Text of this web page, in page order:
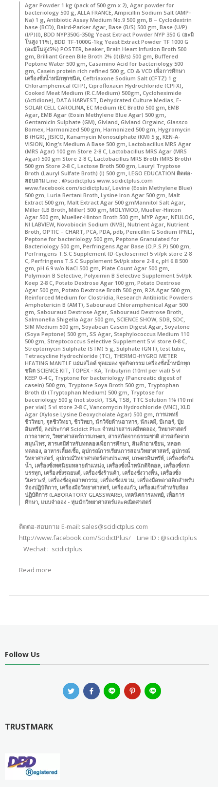
Agar Powder 1 kg (pack of 500 gm x 2), Agar powder for
bacteriology 500 g, ALLA FRANCE, Ampicillin Sodium Salt (AMP-
Na) 1 g, Antibiotic Assay Medium No.9 500 gm, B – Cyclodextrin
base (BCD), Baird-Parker Agar, Base (B/S) 500 gm, Base (U/P)
(I/P)(I), BDD NYP350G-350g Yeast Extract Powder NYP 350 G (อะมิ
โนสูง 11%), BDD TF-1000G-1kg Yeast Extract Powder TF 1000 G
(อะมิโนสูง5%) POSTER, beaker, Brain Heart Infusion Broth 500
gm, Brilliant Green Bile Broth 2% (I)(B/s) 500 gm, Buffered
Peptone Water 500 gm, Casamino Acid for bacteriology 500
gm, Casein protein rich refined 500 g, CD & VCD เพื่อการศึกษา
เครื่องชั่งน้ำหนักทุกชนิด, Ceftriaxone Sodium Salt (CFTZ) 1 g
Chloramphenical (CFP), Ciprofloxacin Hydrochloride (CPFX),
Cooked Meat Medium (R.C.Medium) 500gm, Cycloheximide
(Actidione), DATA HARVEST, Dehydrated Culture Medias, E-
SOLAR CELL CAROLINA, EC Medium (EC Broth) 500 gm, EMB
Agar, EMB Agar (Eosin Methylene Blue Agar) 500 gm,
Gentamicin Sulphate (GM), Givland, Givland Orgainc, Glassco
Bomex, Harmonized 500 gm, Harnonized 500 gm, Hygromycin
B (HGR), JISICO, Kanamycin Monosulphate (KM) 5 g, KEN-A-
VISION, King’s Medium A Base 500 gm, Lactobacillus MRS Agar
(MRS Agar) 100 gm Store 2-8 C, Lactobacillus MRS Agar (MRS
Agar) 500 gm Store 2-8 C, Lactobacillus MRS Broth (MRS Broth)
500 gm Store 2-8 C, Lactose Broth 500 gm, Lauryl Tryptose
Broth (Lauryl Sulfate Broth) (I) 500 gm, LEGO EDUCATION ติดต่อ-
สอบถาม Line : @scidictplus www.scidictplus.com
www.facebook.com/scidictplus/, Levine (Eosin Methylene Blue)
500 gm, Luria Bertani Broth, Lysine Iron Agar 500 gm, Malt
Extract 500 gm, Malt Extract Agar 500 gmMannitol Salt Agar,
Miller (LB Broth, Miller) 500 gm, MOLYMOD, Mueller-Hinton
Agar 500 gm, Mueller-Hinton Broth 500 gm, MYP Agar, NEULOG,
NI LABVIEW, Novobiocin Sodium (NVB), Nutrient Agar, Nutrient
Broth, OPTIC – CHART, PCA, PDA, pdb, Penicillin G Sodium (PNL),
Peptone for bacteriology 500 gm, Peptone Granulated for
Bacteriology 500 gm, Perfringens Agar Base (O.P.S.P) 500 gm,
Perfringens T.S.C Supplement (D-Cycloserine) 5 vl/pk store 2-8
C, Perfringens T.S.C Supplement 5vl/pk store 2-8 c, pH 6.8 500
gm, pH 6.9 w/o NaCI 500 gm, Plate Count Agar 500 gm,
Polymixin B Selective, Polyximin B Selective Supplement 5vl/pk
Keep 2-8 C, Potato Dextrose Agar 100 gm, Potato Dextrose
Agar 500 gm, Potato Dextrose Broth 500 gm, R2A Agar 500 gm,
Reinforced Medium for Clostridia, Research Antibiotic Powders
Amphotericin B (AMT), Sabouraud Chloramphenical Agar 500
gm, Sabouraud Dextrose Agar, Sabouraud Dextrose Broth,
Salmonella Shigella Agar 500 gm, SCIENCE SHOW, SDB, SDC,
SIM Medium 500 gm, Soyabean Casein Digest Agar, Soyatone
(Soya Peptone) 500 gm, SS Agar, Staphylococcus Medium 110
500 gm, Streptococcus Selective Supplement 5 vl store 0-8 C,
Streptomycin Sulphate (STM) 5 g, Sulphate (GNT), test tube,
Tetracycline Hydrochloride (TC), THERMO-HYGRO METER
HEATING MANTLE แผ่นสไลด์ ชุดแมลง ชุดกิจกรรม เครื่องชั่งน้ำหนักทุก
ชนิด SCIENCE KIT, TOPEX - KA, Tributyrin (10ml per vial) 5 vl
KEEP 0-4 C, Tryptone for bacteriology (Pancreatic digest of
casein) 500 gm, Tryptone Soya Broth 500 gm, Tryptophan
Broth (I) (Tryptophan Medium) 500 gm, Tryptose for
baceriology 500 g (not stock), TSA, TSB, TTC Solution 1% (10 ml
per vial) 5 vl store 2-8 C, Vancomycin Hydrochloride (VNC), XLD
Agar (Xylose Lysine Deoxycholate Agar) 500 gm, การแพทย์
ชีววิทยา, จุลชีววิทยา, ชีววิทยา, นักวิจัยด้านอาหาร, นักเคมี, บีเกอร์, ปุ๋ย
อินทรีย์, ลงประกาศ Scidict Plus จำหน่ายสารเคมีทดลอง, วิทยาศาสตร์
การอาหาร, วิทยาศาสตร์การเกษตร, สารสกัดจากธรรมชาติ สารสกัดจาก
สมุนไพร, สารเคมีสำหรับทดลองเพื่อการศึกษา, สินค้าอาเซียน, หลอด
ทดลอง, อาหารเลี้ยงเชื้อ, อุปกรณ์การเรียนการสอนวิทยาศาสตร์, อุปกรณ์
วิทยาศาสตร์, อุปกรณ์วิทยาศาสตร์ต่างประเทศ, เกษตรอินทรีย์, เครื่องชั่งกัน
น้ำ, เครื่องชั่งทศนิยมหลายตำแหน่ง, เครื่องชั่งน้ำหนักดิจิตอล, เครื่องชั่งรถ
บรรทุก, เครื่องชั่งรถยนต์, เครื่องชั่งร้านค้า, เครื่องชั่งวางพื้น, เครื่องชั่ง
วิเคราะห์, เครื่องชั่งอุตสาหกรรม, เครื่องชั่งแขวน, เครื่องมือพลาสติกสำหรับ
ห้องปฏิบัติการ, เครื่องมือวิทยาศาสตร์, เครื่องแก้ว, เครื่องแก้วสำหรับห้อง
ปฏิบัติการ (LABORATORY GLASSWARE), เทคนิคการแพทย์, เพื่อการ
ศึกษา, แบบจำลอง - หุ่นนักวิทยาศาสตร์และคณิตศาสตร์
ติดต่อ-สอบถาม E-mail: sales@scidictplus.com
http://www.facebook.com/ScidictPlus/ Line ID : @scidictplus
Wechat : scidictplus
Read more
Follow Us
TRUSTMARK